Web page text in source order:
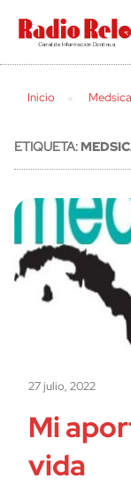
cerrar
Inicio
ETIQUETA:
27 julio, 2022
Mi
vida